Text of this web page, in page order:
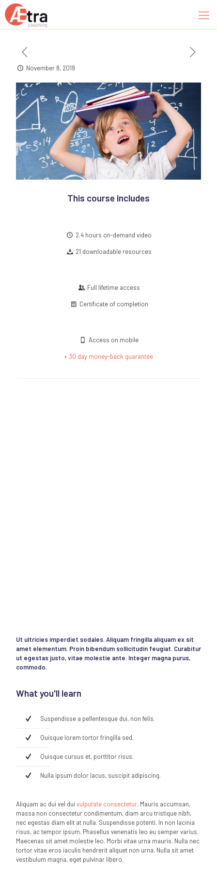
November 8, 2019
This course includes
2.4 hours on-demand video
21 downloadable resources
Full lifetime access
Certificate of completion
Access on mobile
+ 30 day money-back guarantee
Ut ultricies imperdiet sodales. Aliquam fringilla aliquam ex sit
amet elementum. Proin bibendum sollicitudin feugiat. Curabitur
ut egestas justo, vitae molestie ante. Integer magna purus,
commodo.
What you'll learn
Suspendisse a pellentesque dui, non felis.
Quisque lorem tortor fringilla sed.
Quisque cursus et, porttitor risus.
Nulla ipsum dolor lacus, suscipit adipiscing.
Aliquam ac dui vel dui vulputate consectetur. Mauris accumsan,
massa non consectetur condimentum, diam arcu tristique nibh,
nec egestas diam elit at nulla. Suspendisse potenti. In non lacinia
risus, ac tempor ipsum. Phasellus venenatis leo eu semper varius.
Maecenas sit amet molestie leo. Morbi vitae urna mauris. Nulla nec
tortor vitae eros iaculis hendrerit aliquet non urna. Nulla sit amet
vestibulum magna, eget pulvinar libero.